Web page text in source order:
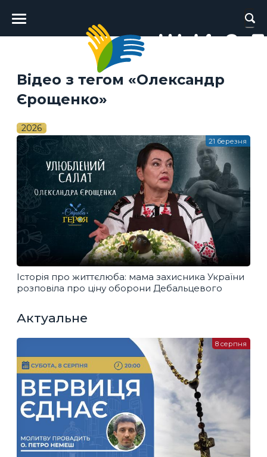
Головне
меню
Відео з тегом «Олександр
Єрощенко»
2026
Історія про життєлюба: мама захисника України
розповіла про ціну оборони Дебальцевого
21 березня
Актуальне
8 серпня